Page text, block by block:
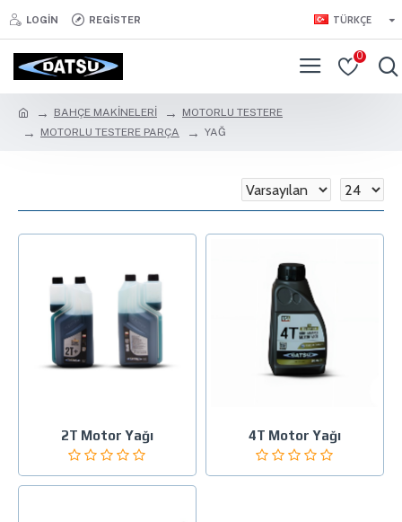
LOGIN REGISTER TÜRKÇE
0
BAHÇE MAKİNELERİ
MOTORLU TESTERE
MOTORLU TESTERE PARÇA
YAĞ
2T Motor Yağı 4T Motor Yağı